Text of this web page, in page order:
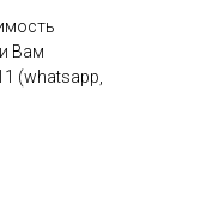
Вам
(whatsapp,